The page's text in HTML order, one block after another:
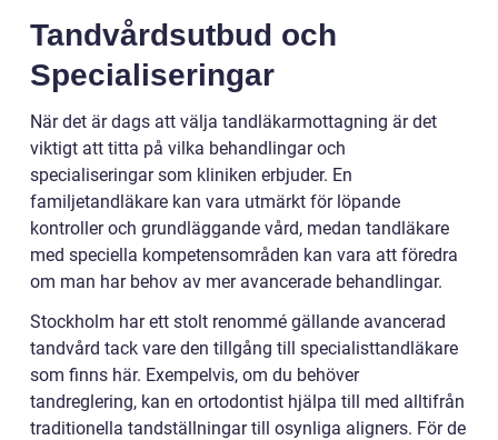
Tandvårdsutbud och
Specialiseringar
När det är dags att välja tandläkarmottagning är det
viktigt att titta på vilka behandlingar och
specialiseringar som kliniken erbjuder. En
familjetandläkare kan vara utmärkt för löpande
kontroller och grundläggande vård, medan tandläkare
med speciella kompetensområden kan vara att föredra
om man har behov av mer avancerade behandlingar.
Stockholm har ett stolt renommé gällande avancerad
tandvård tack vare den tillgång till specialisttandläkare
som finns här. Exempelvis, om du behöver
tandreglering, kan en ortodontist hjälpa till med alltifrån
traditionella tandställningar till osynliga aligners. För de